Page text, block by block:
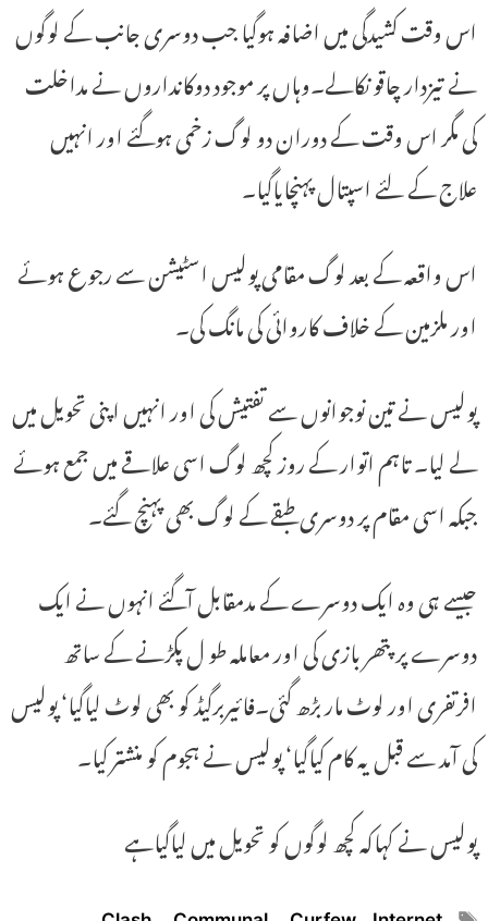
اس وقت کشیدگی میں اضافہ ہوگیا جب دوسری جانب کے لوگوں
نے تیزدار چاقو نکالے۔وہاں پر موجود دوکانداروں نے مداخلت
کی مگر اس وقت کے دوران دو لوگ زخمی ہوگئے اور انہیں
علاج کے لئے اسپتال پہنچایاگیا۔
اس واقعہ کے بعد لوگ مقامی پولیس اسٹیشن سے رجوع ہوئے
اور ملزمین کے خلاف کاروائی کی مانگ کی۔
پولیس نے تین نوجوانوں سے تفتیش کی اور انہیں اپنی تحویل میں
لے لیا۔ تاہم اتوار کے روز کچھ لوگ اسی علاقے میں جمع ہوئے
جبکہ اسی مقام پر دوسری طبقے کے لوگ بھی پہنچ گئے۔
جیسے ہی وہ ایک دوسرے کے مدمقابل آگئے انہوں نے ایک
دوسرے پر پتھر بازی کی اور معاملہ طو ل پکڑنے کے ساتھ
افرتفری اور لوٹ مار بڑھ گئی۔فائیربرگیڈ کو بھی لوٹ لیاگیا‘ پولیس
کی آمد سے قبل یہ کام کیاگیا‘ پولیس نے ہجوم کو منشتر کیا۔
پولیس نے کہاکہ کچھ لوگوں کو تحویل میں لیاگیاہے
Tags